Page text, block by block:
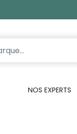
NOS EXPERTS